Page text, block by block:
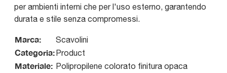
per ambienti interni che per l'uso esterno, garantendo
durata e stile senza compromessi.
Marca: Scavolini
Categoria:Product
Materiale: Polipropilene colorato finitura opaca